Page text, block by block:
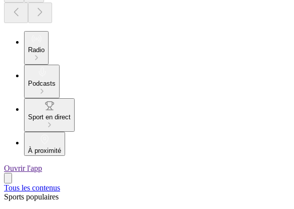
Radio
Podcasts
Sport en direct
À proximité
Ouvrir l'app
Tous les contenus
Sports populaires